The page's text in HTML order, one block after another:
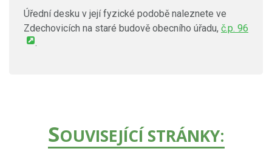
Úřední desku v její fyzické podobě naleznete ve
Zdechovicích na staré budově obecního úřadu, č.p. 96
.
SOUVISEJÍCÍ STRÁNKY: